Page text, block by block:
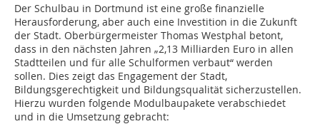
Der Schulbau in Dortmund ist eine große finanzielle
Herausforderung, aber auch eine Investition in die Zukunft
der Stadt. Oberbürgermeister Thomas Westphal betont,
dass in den nächsten Jahren „2,13 Milliarden Euro in allen
Stadtteilen und für alle Schulformen verbaut“ werden
sollen. Dies zeigt das Engagement der Stadt,
Bildungsgerechtigkeit und Bildungsqualität sicherzustellen.
Hierzu wurden folgende Modulbaupakete verabschiedet
und in die Umsetzung gebracht: